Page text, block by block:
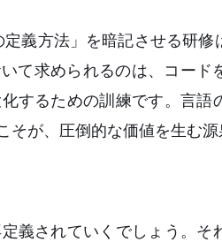
義方法」を暗記させる研
て求められるのは、コード
するための訓練です。言語
が、圧倒的な価値を生む源
義されていくでしょう。そ